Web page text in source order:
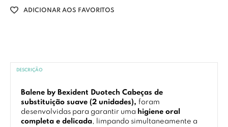
ADICIONAR AOS FAVORITOS
DESCRIÇÃO
Balene by Bexident Duotech Cabeças de
substituição suave (2 unidades), foram
desenvolvidas para garantir uma higiene oral
completa e delicada, limpando simultaneamente a